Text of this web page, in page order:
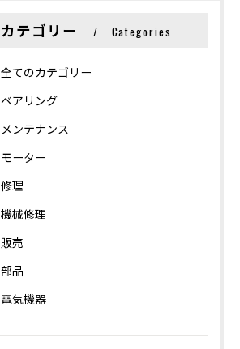
カテゴリー Categories
全てのカテゴリー
ベアリング
メンテナンス
モーター
修理
機械修理
販売
部品
電気機器